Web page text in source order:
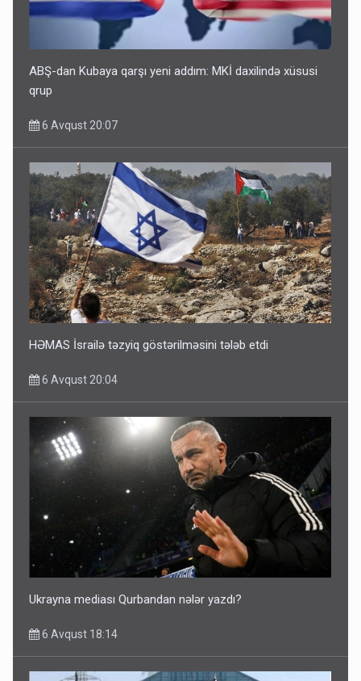
ABŞ-dan Kubaya qarşı yeni addım: MKİ daxilində xüsusi
qrup
6 Avqust 20:07
HƏMAS İsrailə təzyiq göstərilməsini tələb etdi
6 Avqust 20:04
Ukrayna mediası Qurbandan nələr yazdı?
6 Avqust 18:14